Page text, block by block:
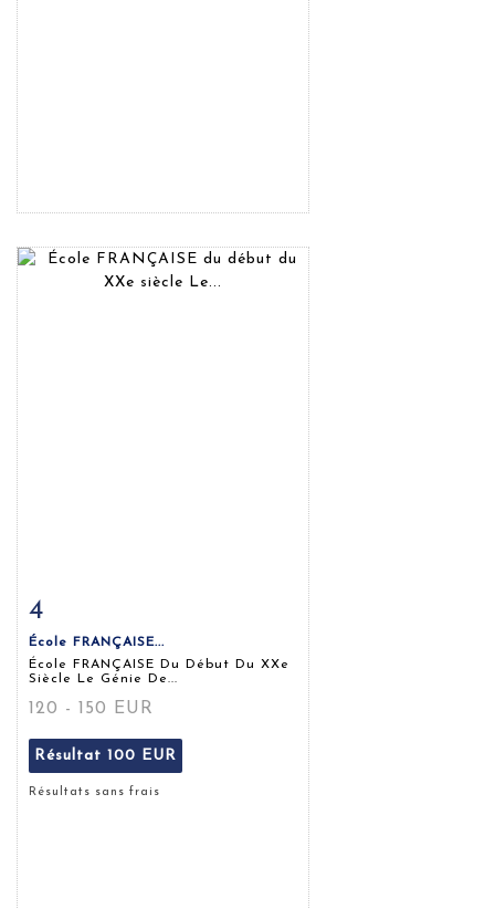
4
École FRANÇAISE...
École FRANÇAISE Du Début Du XXe
Siècle Le Génie De...
120 - 150 EUR
Résultat 100 EUR
Résultats sans frais